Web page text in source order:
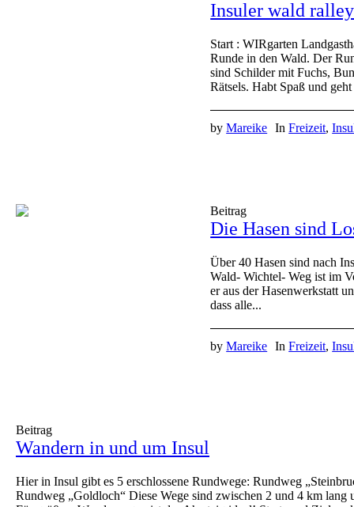
Insuler wald ralley
Start : WIRgarten
Runde in den Wald. Der
sind Schilder mit Fuchs,
Rätsels. Habt Spaß und
byMareike InFreizeit,
Beitrag
Die Hasen sind
Über 40 Hasen sind nach
Wald- Wichtel- Weg ist im
er aus der Hasenwerkstatt
dass alle...
byMareike InFreizeit,
Beitrag
Wandern in und um Insul
Hier in Insul gibt es 5 erschlossene Rundwege: Rundweg
Rundweg „Goldloch“ Diese Wege sind zwischen 2 und 4 km